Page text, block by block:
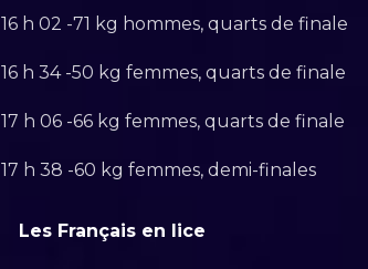
16 h 02 -71 kg hommes, quarts de finale
16 h 34 -50 kg femmes, quarts de finale
17 h 06 -66 kg femmes, quarts de finale
17 h 38 -60 kg femmes, demi-finales
Les Français en lice